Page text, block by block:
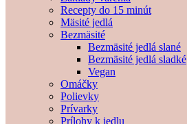
Recepty do 15 minút
Mäsité jedlá
Bezmäsité
Bezmäsité jedlá slané
Bezmäsité jedlá sladké
Vegan
Omáčky
Polievky
Prívarky
Prílohy k jedlu